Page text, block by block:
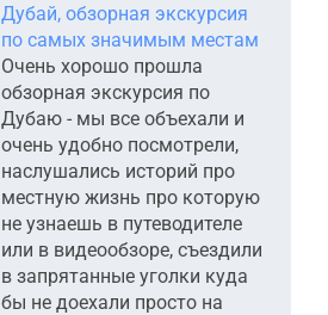
Дубай, обзорная экскурсия
по самых значимым местам
Очень хорошо прошла
обзорная экскурсия по
Дубаю - мы все объехали и
очень удобно посмотрели,
наслушались историй про
местную жизнь про которую
не узнаешь в путеводителе
или в видеообзоре, съездили
в запрятанные уголки куда
бы не доехали просто на